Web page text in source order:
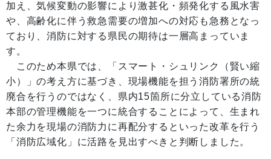
加え、気候変動の影響により激甚化・頻発化する風水害
や、高齢化に伴う救急需要の増加への対応も急務となっ
ており、消防に対する県民の期待は一層高まっていま
す。
このため本県では、「スマート・シュリンク（賢い縮
小）」の考え方に基づき、現場機能を担う消防署所の統
廃合を行うのではなく、県内15箇所に分立している消防
本部の管理機能を一つに統合することによって、生まれ
た余力を現場の消防力に再配分するといった改革を行う
「消防広域化」に活路を見出すべきと判断しました。